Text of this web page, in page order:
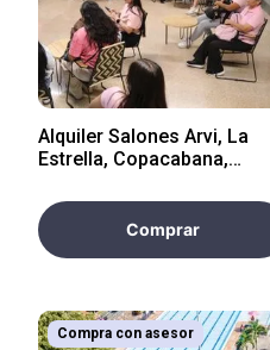
Alquiler Salones Arvi, La
Estrella, Copacabana,
Comprar
Compra con asesor